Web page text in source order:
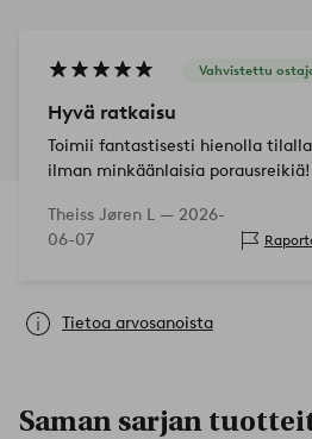
Vahvistettu
Hyvä ratkaisu
Toimii fantastisesti hienolla
ilman minkäänlaisia porausreikiä!
Theiss Jøren L — 2026-
06-07
Tietoa arvosanoista
Saman sarjan